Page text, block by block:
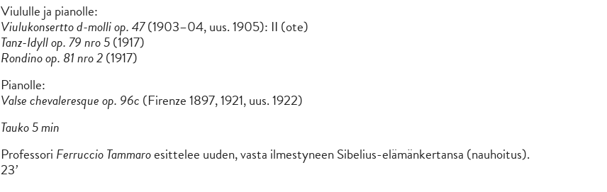
Viululle ja pianolle:
Viulukonsertto d-molli op. 47(1903–04, uus. 1905): II (ote)
Tanz-Idyll op. 79 nro 5(1917)
Rondino op. 81 nro 2(1917)
Pianolle:
Valse chevaleresque op. 96c (Firenze 1897, 1921, uus. 1922)
Tauko 5 min
Professori Ferruccio Tammaroesittelee uuden, vasta ilmestyneen Sibelius-elämänkertansa (nauhoitus).
23’